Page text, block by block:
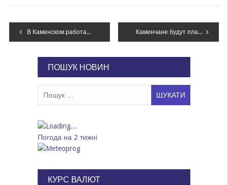
Навігація
В Каменском работает Центр медицинской реабилитации участников боевых действий и переселенцев Каменчане будут платить за доставку газа отдельно
ПОШУК НОВИН
Погода на 2 тижні
КУРС ВАЛЮТ